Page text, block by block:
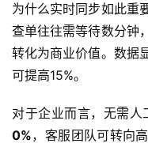
为什么实时同步如此重
查单往往需等待数分钟
转化为商业价值。数据
可提高15%。
对于企业而言，无需人
0%，客服团队可转向